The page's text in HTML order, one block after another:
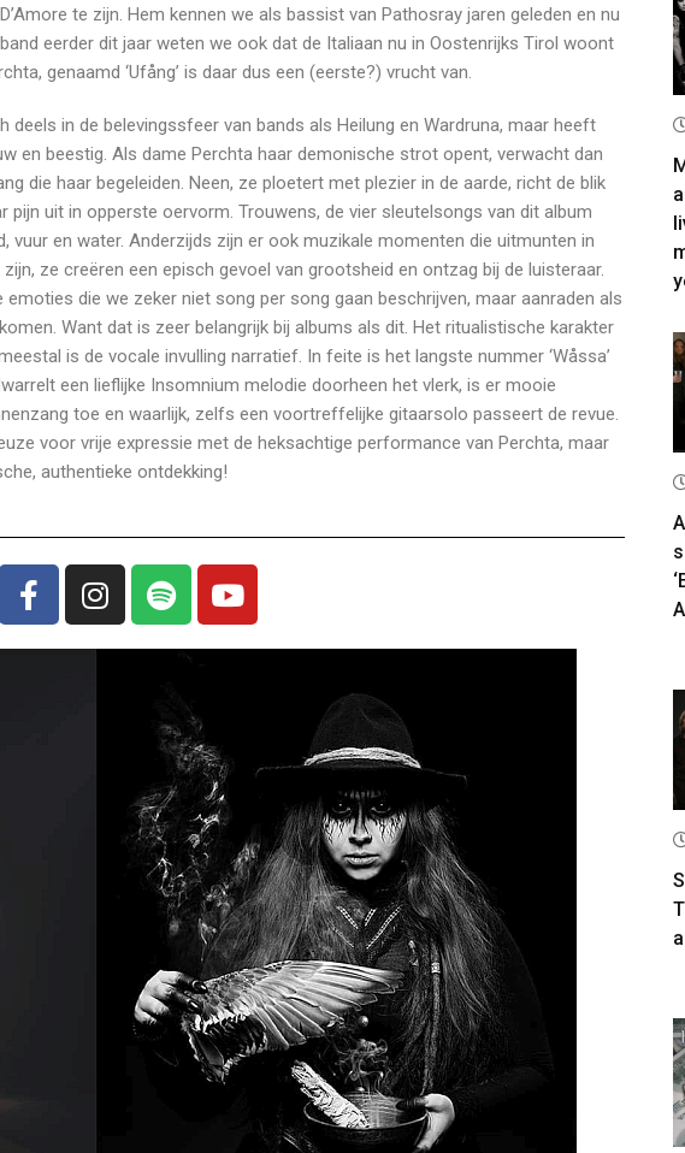
te zijn. Hem kennen we als bassist van Pathosray jaren geleden en nu
eerder dit jaar weten we ook dat de Italiaan nu in Oostenrijks Tirol woont
genaamd ‘Ufång’ is daar dus een (eerste?) vrucht van.
in de belevingssfeer van bands als Heilung en Wardruna, maar heeft
en beestig. Als dame Perchta haar demonische strot opent, verwacht dan
die haar begeleiden. Neen, ze ploetert met plezier in de aarde, richt de blik
uit in opperste oervorm. Trouwens, de vier sleutelsongs van dit album
vuur en water. Anderzijds zijn er ook muzikale momenten die uitmunten in
ze creëren een episch gevoel van grootsheid en ontzag bij de luisteraar.
die we zeker niet song per song gaan beschrijven, maar aanraden als
Want dat is zeer belangrijk bij albums als dit. Het ritualistische karakter
is de vocale invulling narratief. In feite is het langste nummer ‘Wåssa’
een lieflijke Insomnium melodie doorheen het vlerk, is er mooie
toe en waarlijk, zelfs een voortreffelijke gitaarsolo passeert de revue.
voor vrije expressie met de heksachtige performance van Perchta, maar
authentieke ontdekking!